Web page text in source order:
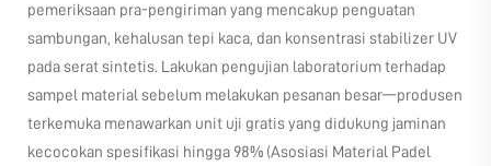
pemeriksaan pra-pengiriman yang mencakup penguatan
sambungan, kehalusan tepi kaca, dan konsentrasi stabilizer UV
pada serat sintetis. Lakukan pengujian laboratorium terhadap
sampel material sebelum melakukan pesanan besar—produsen
terkemuka menawarkan unit uji gratis yang didukung jaminan
kecocokan spesifikasi hingga 98% (Asosiasi Material Padel